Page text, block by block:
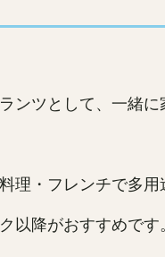
ツとして、一緒に
・フレンチで多用
以降がおすすめです